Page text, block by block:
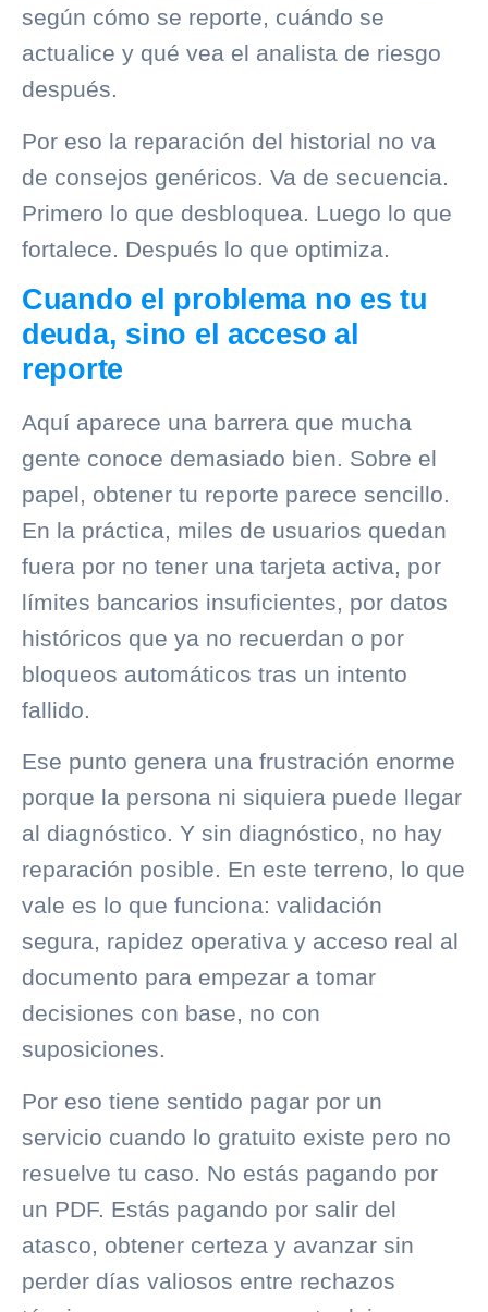
según cómo se reporte, cuándo se
actualice y qué vea el analista de riesgo
después.
Por eso la reparación del historial no va
de consejos genéricos. Va de secuencia.
Primero lo que desbloquea. Luego lo que
fortalece. Después lo que optimiza.
Cuando el problema no es tu
deuda, sino el acceso al
reporte
Aquí aparece una barrera que mucha
gente conoce demasiado bien. Sobre el
papel, obtener tu reporte parece sencillo.
En la práctica, miles de usuarios quedan
fuera por no tener una tarjeta activa, por
límites bancarios insuficientes, por datos
históricos que ya no recuerdan o por
bloqueos automáticos tras un intento
fallido.
Ese punto genera una frustración enorme
porque la persona ni siquiera puede llegar
al diagnóstico. Y sin diagnóstico, no hay
reparación posible. En este terreno, lo que
vale es lo que funciona: validación
segura, rapidez operativa y acceso real al
documento para empezar a tomar
decisiones con base, no con
suposiciones.
Por eso tiene sentido pagar por un
servicio cuando lo gratuito existe pero no
resuelve tu caso. No estás pagando por
un PDF. Estás pagando por salir del
atasco, obtener certeza y avanzar sin
perder días valiosos entre rechazos